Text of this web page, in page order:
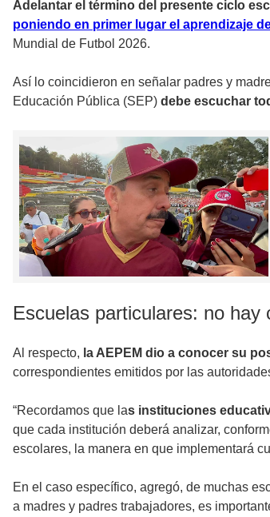
Adelantar el término del presente ciclo
poniendo en primer lugar el aprendizaje
Mundial de Futbol 2026.
Así lo coincidieron en señalar padres y
Educación Pública (SEP) debe escuchar
Escuelas particulares: no
Al respecto, la AEPEM dio a conocer su
correspondientes emitidos por las
“Recordamos que las instituciones
que cada institución deberá analizar,
escolares, la manera en que implementará
En el caso específico, agregó, de muchas
a madres y padres trabajadores, es